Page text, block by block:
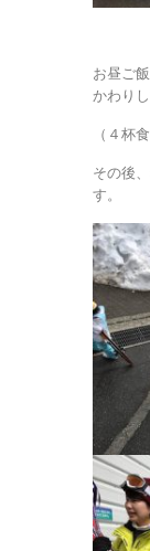
お昼ご
かわり
（４杯
その後
す。